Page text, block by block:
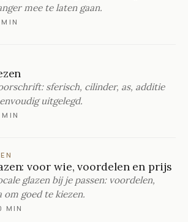
mee te laten gaan.
sferisch, cilinder, as, additie
uitgelegd.
MIN
voor wie, voordelen en prijs
glazen bij je passen: voordelen,
goed te kiezen.
MIN